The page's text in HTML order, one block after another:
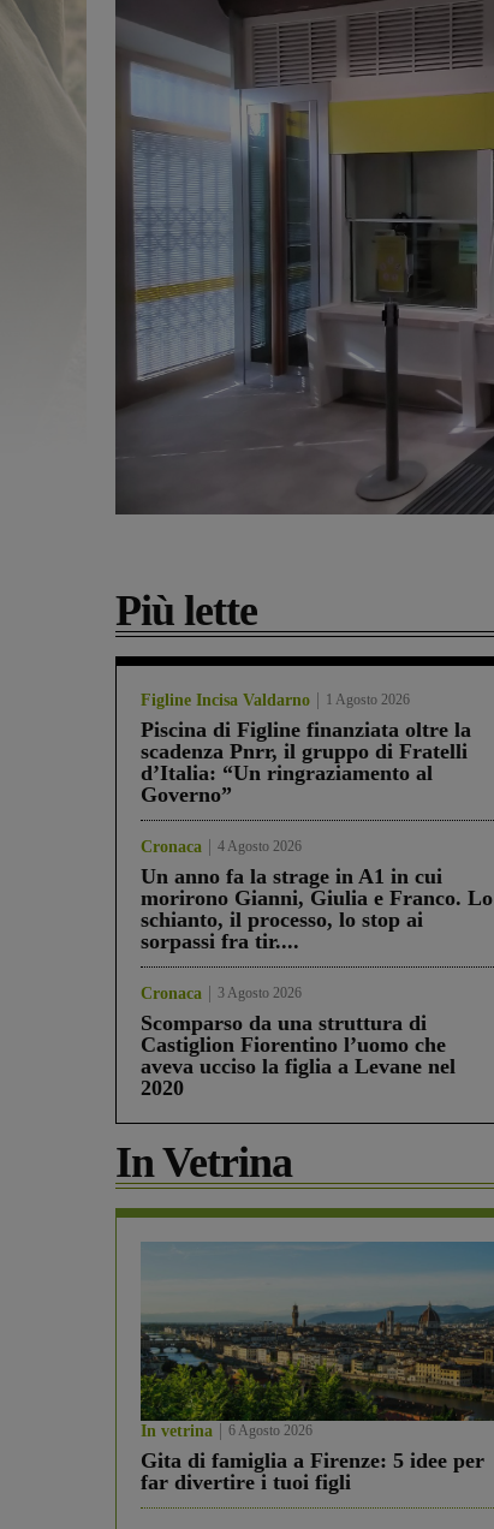
Più lette
Figline Incisa Valdarno 1 Agosto 2026
Piscina di Figline finanziata oltre la
scadenza Pnrr, il gruppo di Fratelli
d’Italia: “Un ringraziamento al
Governo”
Cronaca 4 Agosto 2026
Un anno fa la strage in A1 in cui
morirono Gianni, Giulia e Franco. Lo
schianto, il processo, lo stop ai
sorpassi fra tir....
Cronaca 3 Agosto 2026
Scomparso da una struttura di
Castiglion Fiorentino l’uomo che
aveva ucciso la figlia a Levane nel
2020
In Vetrina
In vetrina 6 Agosto 2026
Gita di famiglia a Firenze: 5 idee per
far divertire i tuoi figli